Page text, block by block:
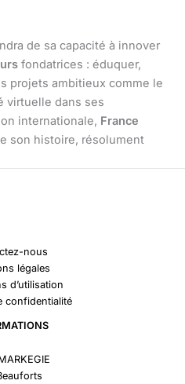
de sa capacité à innover
fondatrices : éduquer,
projets ambitieux comme le
virtuelle dans ses
internationale, France
son histoire, résolument
nous
légales
d’utilisation
confidentialité